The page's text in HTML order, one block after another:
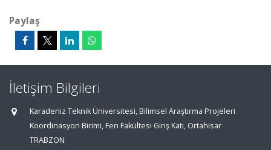
Paylaş
İletişim Bilgileri
Karadeniz Teknik Üniversitesi, Bilimsel Araştırma Projeleri
Koordinasyon Birimi, Fen Fakültesi Giriş Katı, Ortahisar
TRABZON